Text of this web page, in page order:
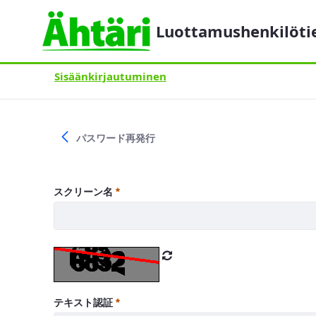
Sisäänkirjautuminen
Sisäänkirjautuminen
パスワード再発行
スクリーン名
テキスト認証